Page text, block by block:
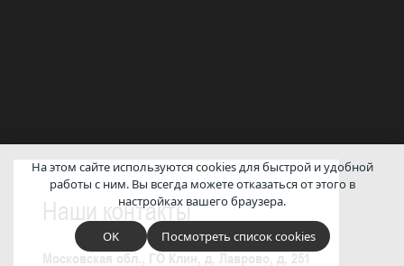
Наши контакты
Московская обл., ГО Клин, д. Лаврово, д. 251
На этом сайте используются cookies для быстрой и удобной
работы с ним. Вы всегда можете отказаться от этого в
настройках вашего браузера.
OK Посмотреть список cookies